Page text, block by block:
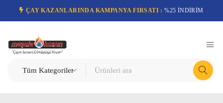
ÇAY KAZANLARINDA KAMPANYA FIRSATI : %25 İNDİRİM